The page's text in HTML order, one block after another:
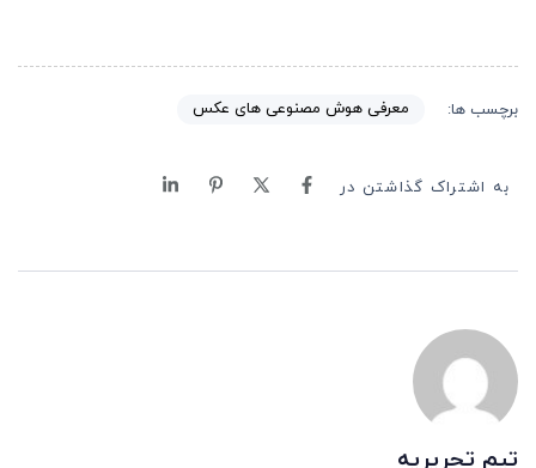
برچسب ها: معرفی هوش مصنوعی های عکس
به اشتراک گذاشتن در
تیم تحریریه